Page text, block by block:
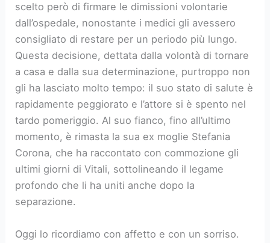
scelto però di firmare le dimissioni volontarie
dall’ospedale, nonostante i medici gli avessero
consigliato di restare per un periodo più lungo.
Questa decisione, dettata dalla volontà di tornare
a casa e dalla sua determinazione, purtroppo non
gli ha lasciato molto tempo: il suo stato di salute è
rapidamente peggiorato e l’attore si è spento nel
tardo pomeriggio. Al suo fianco, fino all’ultimo
momento, è rimasta la sua ex moglie Stefania
Corona, che ha raccontato con commozione gli
ultimi giorni di Vitali, sottolineando il legame
profondo che li ha uniti anche dopo la
separazione.
Oggi lo ricordiamo con affetto e con un sorriso.